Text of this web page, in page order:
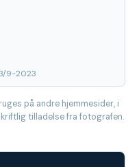
9-2023
på andre hjemmesider, i
tilladelse fra fotografen.